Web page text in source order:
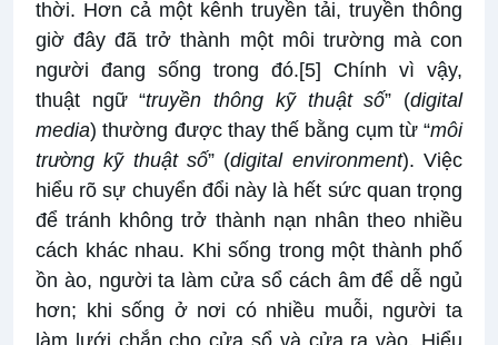
thời. Hơn cả một kênh truyền tải, truyền thông
giờ đây đã trở thành một môi trường mà con
người đang sống trong đó.[5] Chính vì vậy,
thuật ngữ “truyền thông kỹ thuật số” (digital
media) thường được thay thế bằng cụm từ “môi
trường kỹ thuật số” (digital environment). Việc
hiểu rõ sự chuyển đổi này là hết sức quan trọng
để tránh không trở thành nạn nhân theo nhiều
cách khác nhau. Khi sống trong một thành phố
ồn ào, người ta làm cửa sổ cách âm để dễ ngủ
hơn; khi sống ở nơi có nhiều muỗi, người ta